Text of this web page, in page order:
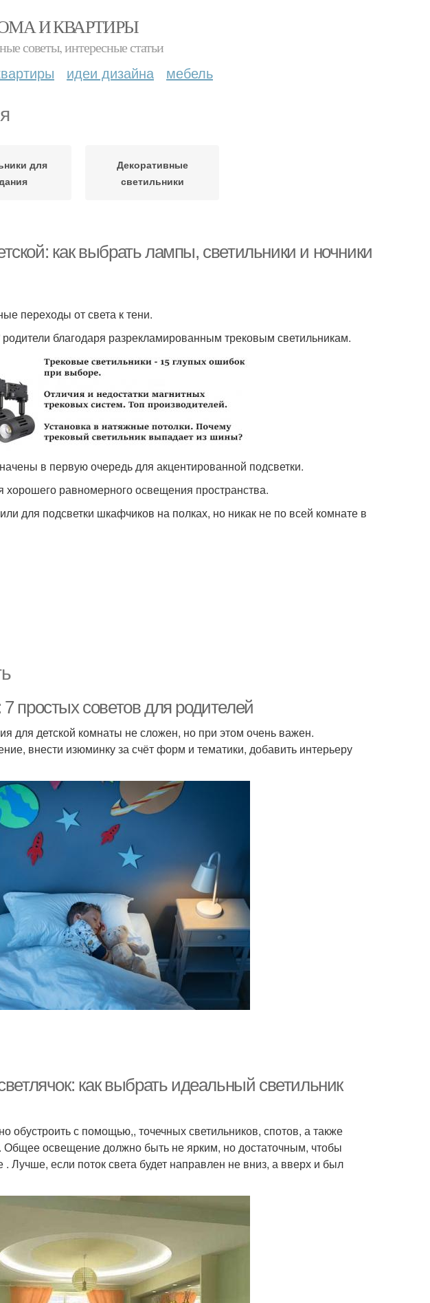
И КВАРТИРЫ
советы, интересные статьи
идеи дизайна мебель
для
Декоративные
светильники
как выбрать лампы, светильники и ночники
переходы от света к тени.
благодаря разрекламированным трековым светильникам.
в первую очередь для акцентированной подсветки.
равномерного освещения пространства.
для подсветки шкафчиков на полках, но никак не по всей комнате в
простых советов для родителей
для детской комнаты не сложен, но при этом очень важен.
внести изюминку за счёт форм и тематики, добавить интерьеру
как выбрать идеальный светильник
с помощью,, точечных светильников, спотов, а также
Общее освещение должно быть не ярким, но достаточным, чтобы
Лучше, если поток света будет направлен не вниз, а вверх и был